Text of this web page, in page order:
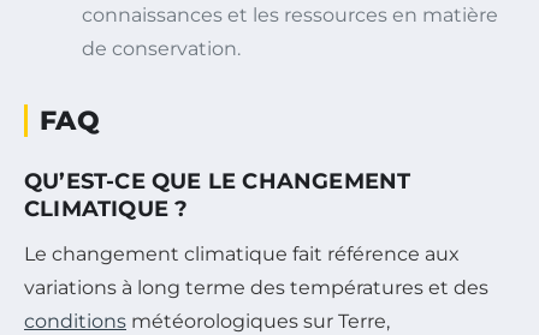
connaissances et les ressources en matière
de conservation.
FAQ
QU’EST-CE QUE LE CHANGEMENT
CLIMATIQUE ?
Le changement climatique fait référence aux
variations à long terme des températures et des
conditions météorologiques sur Terre,